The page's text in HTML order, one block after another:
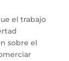
el trabajo
sobre el